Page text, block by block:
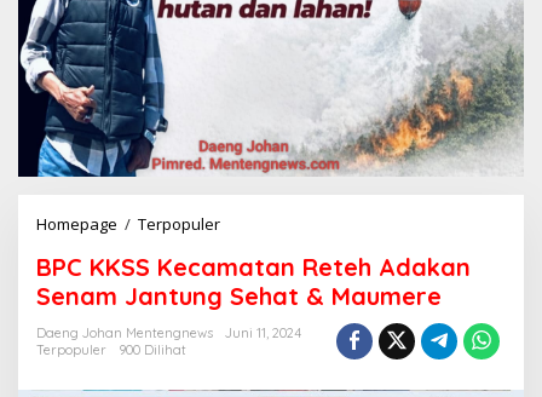
Homepage / Terpopuler
C
K
K
S
BPC KKSS Kecamatan Reteh Adakan
Senam Jantung Sehat & Maumere
Daeng Johan Mentengnews
Juni 11, 2024
Terpopuler
900 Dilihat